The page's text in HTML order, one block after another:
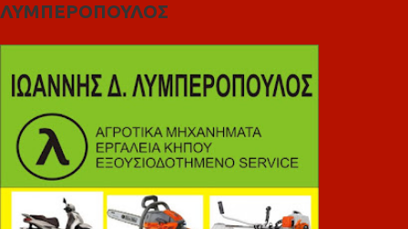
ΛΥΜΠΕΡΟΠΟΥΛΟΣ